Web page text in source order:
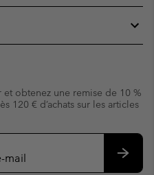
obtenez une remise de 10 %
120 € d’achats sur les articles